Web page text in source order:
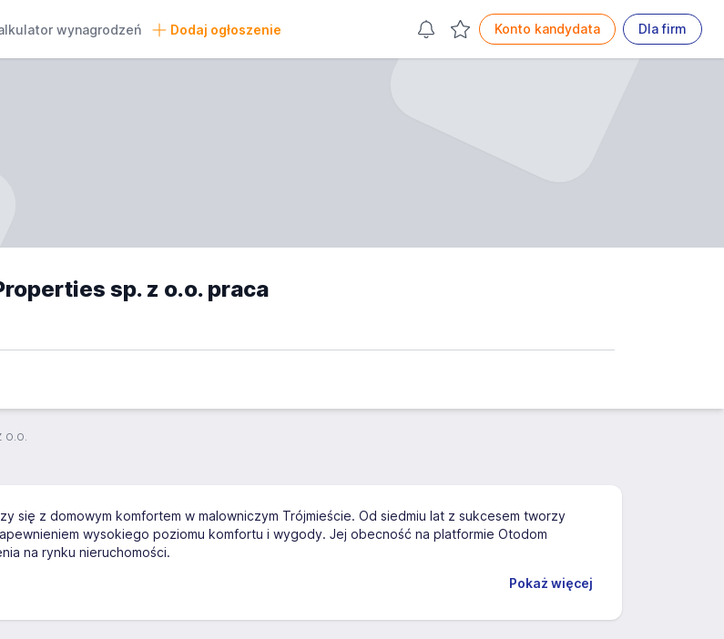
wynagrodzeń Dodaj ogłoszenie Konto kandydata Dla firm
sp. z o.o. praca
się z domowym komfortem w malowniczym Trójmieście. Od siedmiu lat z sukcesem tworzy
wysokiego poziomu komfortu i wygody. Jej obecność na platformie Otodom
na rynku nieruchomości.
Pokaż więcej